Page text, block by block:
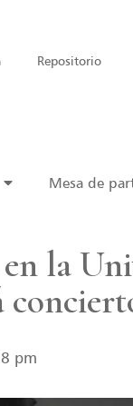
Repositorio
Mesa de
la
pm